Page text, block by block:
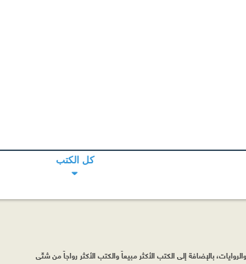
كل الكتب
بالإضافة إلى الكتب الأكثر مبيعاً والكتب الأكثر رواجاً من شتّى